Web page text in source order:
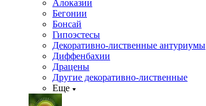
Алоказии
Бегонии
Бонсай
Гипоэстесы
Декоративно-лиственные антуриумы
Диффенбахии
Драцены
Другие декоративно-лиственные
Еще